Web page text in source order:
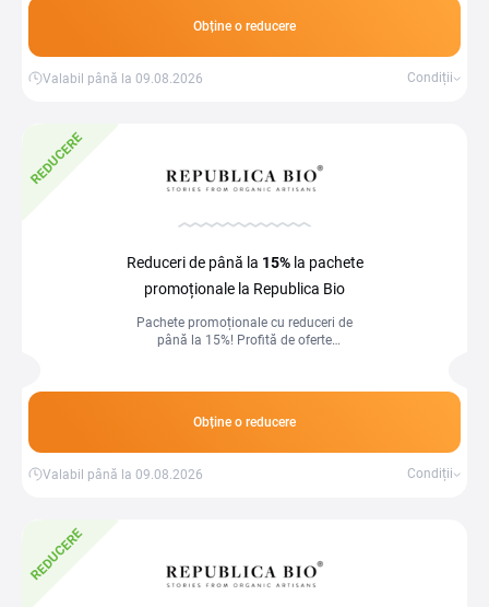
Obține o reducere
Valabil până la 09.08.2026 Condiții
REDUCERE
Reduceri de până la 15%la pachete
promoționale la Republica Bio
Pachete promoționale cu reduceri de
până la 15%! Profită de oferte
Obține o reducere
Valabil până la 09.08.2026 Condiții
REDUCERE